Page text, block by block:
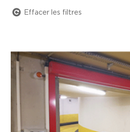
Effacer les filtres